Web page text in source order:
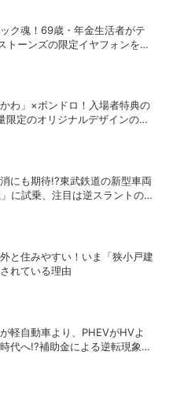
ク魂！69歳・年金生活者がテ
トーンズの限定イヤフォンを衝
かわ」×ボンドロ！入場者特典の
限定のオリジナルデザインのボ
にも期待!?東武鉄道の新型車両
に試乗、注目は逆スラントの
と住みやすい！いま「狭小戸建
れている理由
軽自動車より、PHEVがHVよ
代へ!?補助金による逆転現象に